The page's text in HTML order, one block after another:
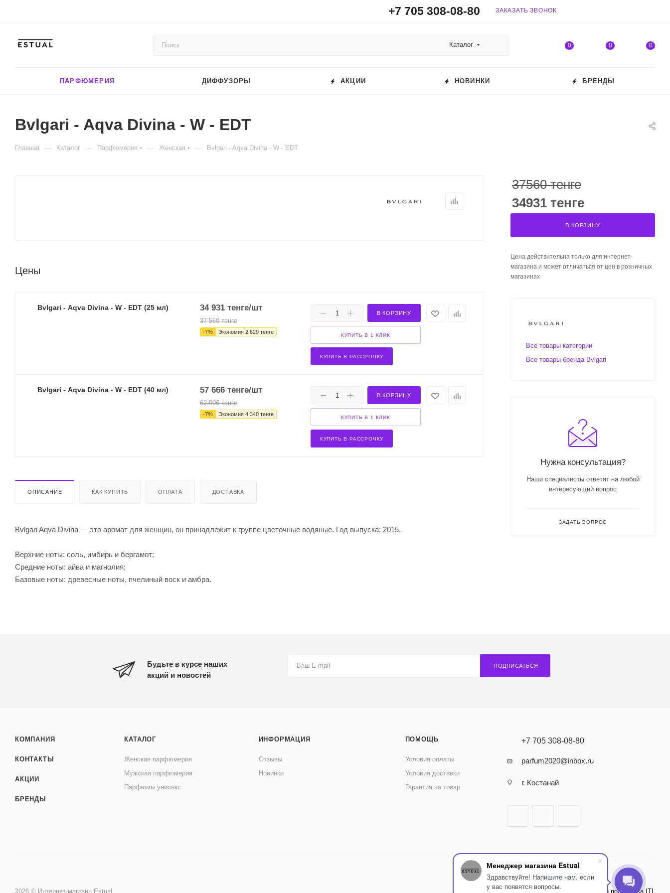
Менеджер магазина Estual
Здравствуйте! Напишите нам, если
у вас появятся вопросы.
+7 705 308-08-80 ЗАКАЗАТЬ ЗВОНОК
Каталог 0 0 0
ПАРФЮМЕРИЯ ДИФФУЗОРЫ АКЦИИ НОВИНКИ БРЕНДЫ
Bvlgari - Aqva Divina - W - EDT
Главная — Каталог — Парфюмерия — Женская — Bvlgari - Aqva Divina - W - EDT
Цены
Bvlgari - Aqva Divina - W - EDT (25 мл) 34 931тенге/шт
37 560тенге
-7% Экономия 2 629тенге
В КОРЗИНУ
КУПИТЬ В 1 КЛИК
КУПИТЬ В РАССРОЧКУ
Bvlgari - Aqva Divina - W - EDT (40 мл) 57 666тенге/шт
62 006тенге
-7% Экономия 4 340тенге
В КОРЗИНУ
КУПИТЬ В 1 КЛИК
КУПИТЬ В РАССРОЧКУ
ОПИСАНИЕ КАК КУПИТЬ ОПЛАТА ДОСТАВКА
Bvlgari Aqva Divina — это аромат для женщин, он принадлежит к группе цветочные водяные. Год выпуска: 2015.
Верхние ноты: соль, имбирь и бергамот;
Средние ноты: айва и магнолия;
Базовые ноты: древесные ноты, пчелиный воск и амбра.
37560 тенге
34931 тенге
В КОРЗИНУ
Цена действительна только для интернет-
магазина и может отличаться от цен в розничных
магазинах
Все товары категории
Все товары бренда Bvlgari
Нужна консультация?
Наши специалисты ответят на любой
интересующий вопрос
ЗАДАТЬ ВОПРОС
Будьте в курсе наших
акций и новостей
ПОДПИСАТЬСЯ
КОМПАНИЯ
КОНТАКТЫ
АКЦИИ
БРЕНДЫ
КАТАЛОГ
Женская парфюмерия
Мужская парфюмерия
Парфюмы унисекс
ИНФОРМАЦИЯ
Отзывы
Новинки
ПОМОЩЬ
Условия оплаты
Условия доставки
Гарантия на товар
+7 705 308-08-80
parfum2020@inbox.ru
г. Костанай
2026 © Интернет-магазин Estual Внедрение и поддержка ITL